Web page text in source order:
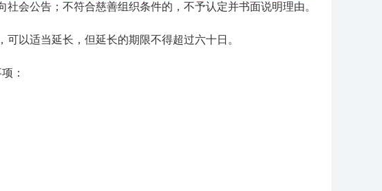
会公告；不符合慈善组织条件的，不予认定并书面说明理由。
以适当延长，但延长的期限不得超过六十日。
：